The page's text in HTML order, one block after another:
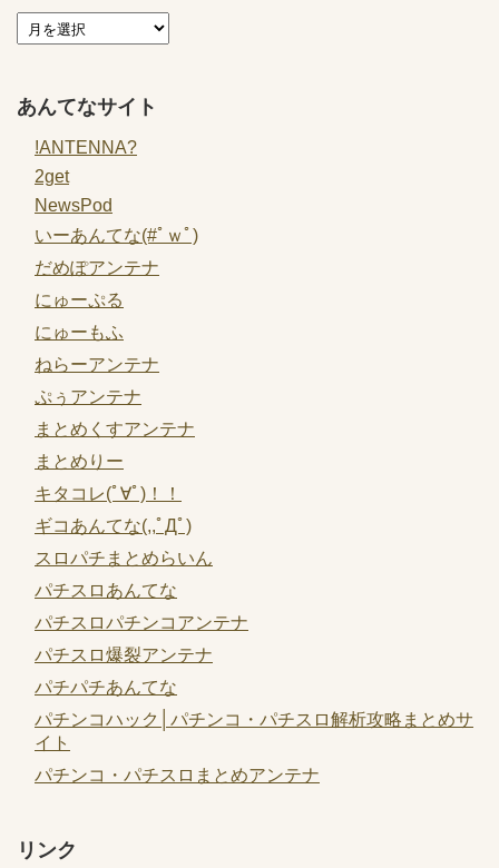
あんてなサイト
!ANTENNA?
2get
NewsPod
いーあんてな(#ﾟｗﾟ)
だめぽアンテナ
にゅーぷる
にゅーもふ
ねらーアンテナ
ぷぅアンテナ
まとめくすアンテナ
まとめりー
キタコレ(ﾟ∀ﾟ)！！
ギコあんてな(,,ﾟДﾟ)
スロパチまとめらいん
パチスロあんてな
パチスロパチンコアンテナ
パチスロ爆裂アンテナ
パチパチあんてな
パチンコハック│パチンコ・パチスロ解析攻略まとめサ
イト
パチンコ・パチスロまとめアンテナ
リンク